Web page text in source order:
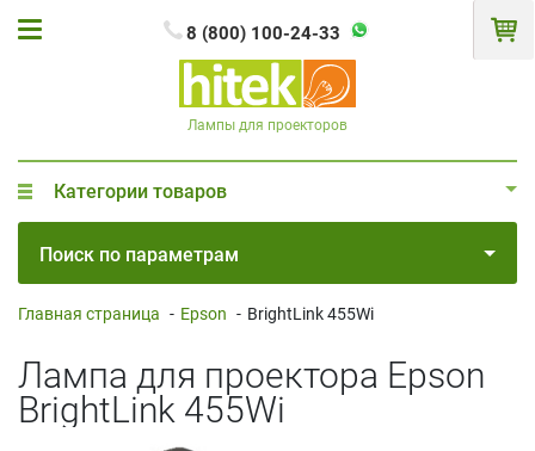
8 (800) 100-24-33
Лампы для проекторов
Категории товаров
Поиск по параметрам
Главная страница - Epson - BrightLink 455Wi
Лампа для проектора Epson
BrightLink 455Wi